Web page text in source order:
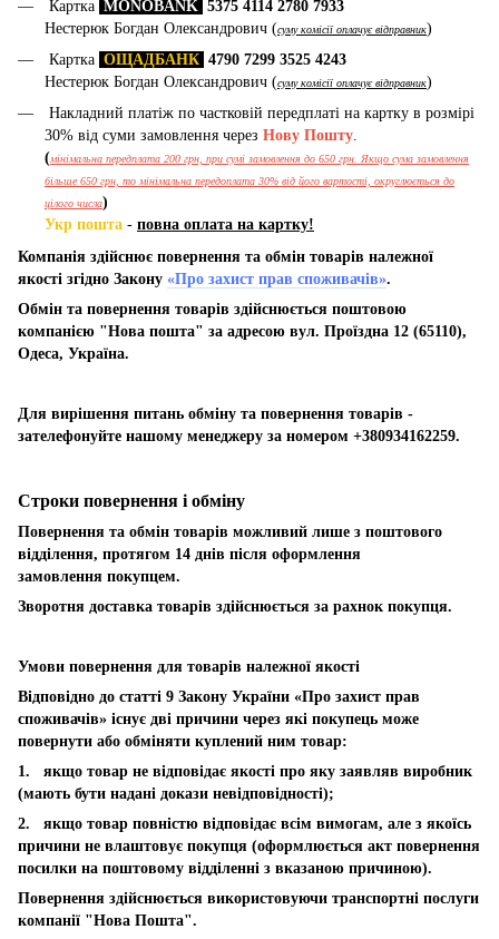
Картка MONOBANK 5375 4114 2780 7933
Нестерюк Богдан Олександрович (суму комісії оплачує відправник)
Картка ОЩАДБАНК 4790 7299 3525 4243
Нестерюк Богдан Олександрович (суму комісії оплачує відправник)
Накладний платіж по частковій передплаті на картку в розмірі
30% від суми замовлення через Нову Пошту.
(мінімальна передплата 200 грн, при сумі замовлення до 650 грн. Якщо сума замовлення
більше 650 грн, то мінімальна передоплата 30% від його вартості, округлюється до
цілого числа)
Укр пошта - повна оплата на картку!
Компанія здійснює повернення та обмін товарів належної
якості згідно Закону «Про захист прав споживачів».
Обмін та повернення товарів здійснюється поштовою
компанією "Нова пошта" за адресою вул. Проїздна 12 (65110),
Одеса, Україна.
Для вирішення питань обміну та повернення товарів -
зателефонуйте нашому менеджеру за номером +380934162259.
Строки повернення і обміну
Повернення та обмін товарів можливий лише з поштового
відділення, протягом 14 днів після оформлення
замовлення покупцем.
Зворотня доставка товарів здійснюється за рахнок покупця.
Умови повернення для товарів належної якості
Відповідно до статті 9 Закону України «Про захист прав
споживачів» існує дві причини через які покупець може
повернути або обміняти куплений ним товар:
1. якщо товар не відповідає якості про яку заявляв виробник
(мають бути надані докази невідповідності);
2. якщо товар повністю відповідає всім вимогам, але з якоїсь
причини не влаштовує покупця (оформлюється акт повернення
посилки на поштовому відділенні з вказаною причиною).
Повернення здійснюється використовуючи транспортні послуги
компанії "Нова Пошта".